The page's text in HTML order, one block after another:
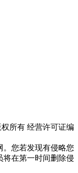
所有 经营许可证编
。您若发现有侵略您
将在第一时间删除侵